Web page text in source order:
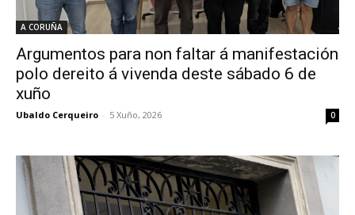
A CORUÑA
Argumentos para non faltar á manifestación
polo dereito á vivenda deste sábado 6 de
xuño
Ubaldo Cerqueiro - 5 Xuño, 2026 0